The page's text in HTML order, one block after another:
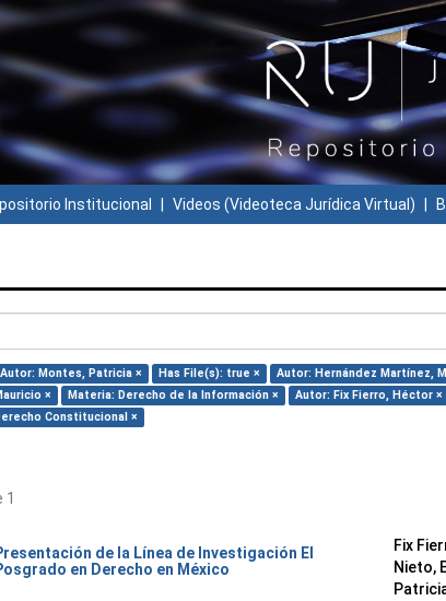
Institucional Videos (Videoteca Jurídica Virtual)
Autor: Montes, Patricia × Has File(s): true × Autor: Hernández Martínez,
×
Materia: Derecho de la Información × Autor: Fix Fierro, Héctor ×
Constitucional ×
de la Línea de Investigación El
en Derecho en México
Fix
Nieto,